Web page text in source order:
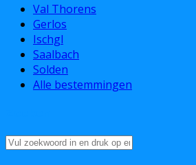
Val Thorens
Gerlos
Ischgl
Saalbach
Solden
Alle bestemmingen